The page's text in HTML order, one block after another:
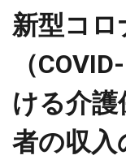
新型コ
（
ける介
者の収入